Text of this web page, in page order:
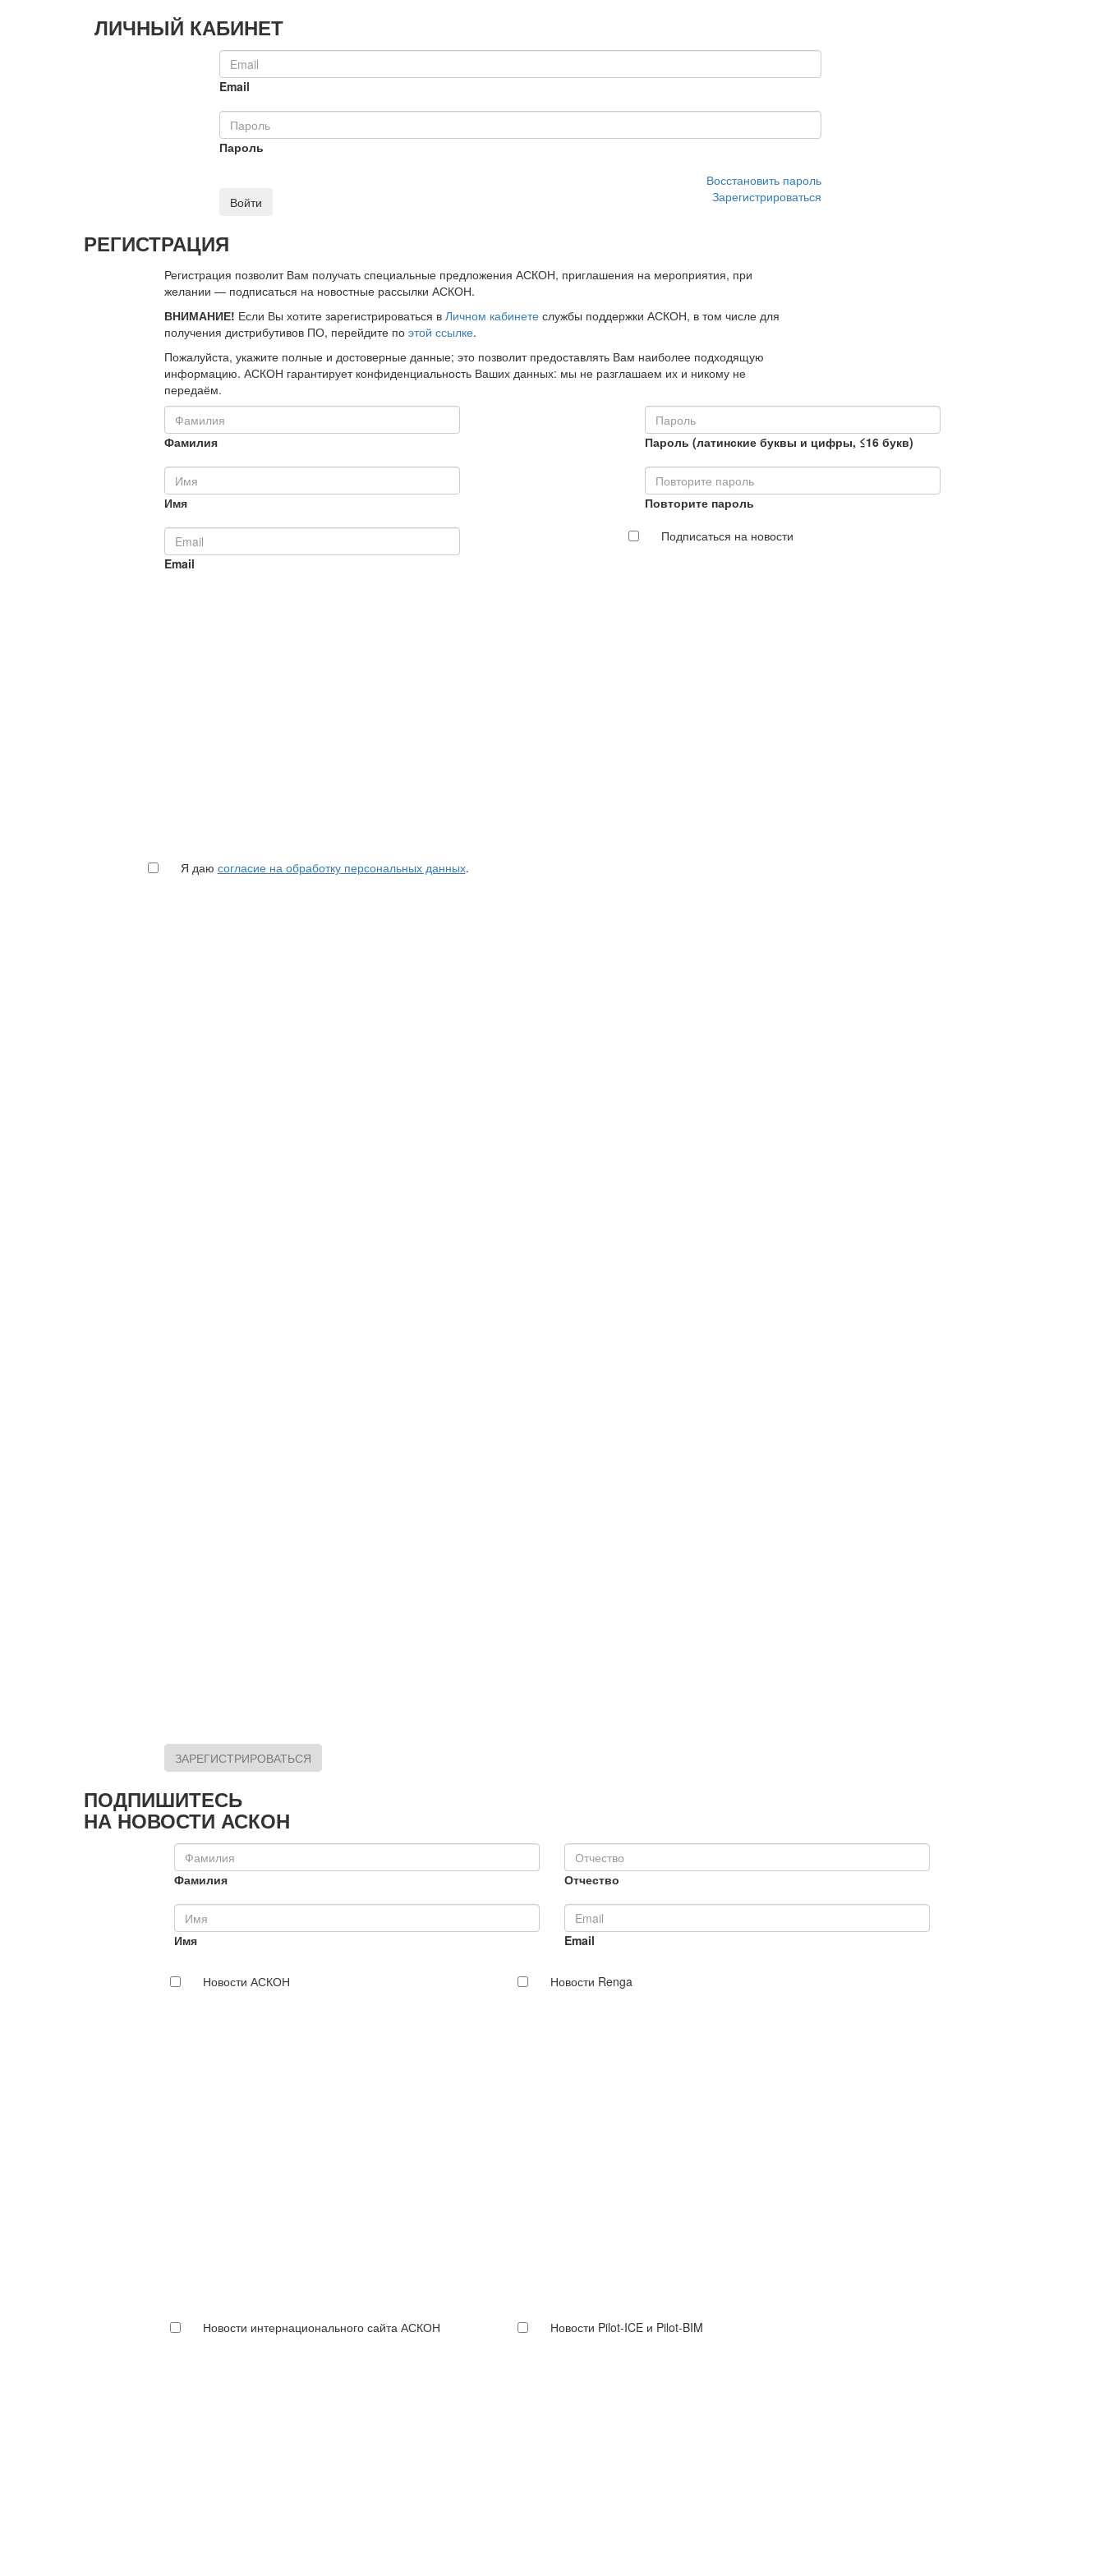
ЛИЧНЫЙ КАБИНЕТ
Email
Пароль
Восстановить пароль
Войти
Зарегистрироваться
РЕГИСТРАЦИЯ
Регистрация позволит Вам получать специальные предложения АСКОН, приглашения на мероприятия, при
желании — подписаться на новостные рассылки АСКОН.
ВНИМАНИЕ! Если Вы хотите зарегистрироваться в Личном кабинетеслужбы поддержки АСКОН, в том числе для
получения дистрибутивов ПО, перейдите по этой ссылке.
Пожалуйста, укажите полные и достоверные данные; это позволит предоставлять Вам наиболее подходящую
информацию. АСКОН гарантирует конфиденциальность Ваших данных: мы не разглашаем их и никому не
передаём.
Фамилия
Имя
Email
Пароль (латинские буквы и цифры, ≤16 букв)
Повторите пароль
Подписаться на новости
Я даю согласие на обработку персональных данных.
ЗАРЕГИСТРИРОВАТЬСЯ
ПОДПИШИТЕСЬ
НА НОВОСТИ АСКОН
Фамилия
Имя
Отчество
Email
Новости АСКОН
Новости интернационального сайта АСКОН
Новости Renga
Новости Pilot-ICE и Pilot-BIM